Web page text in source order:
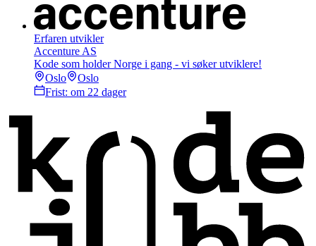
Erfaren utvikler
Accenture AS
Kode som holder Norge i gang - vi søker utviklere!
Oslo
Oslo
Frist: om 22 dager